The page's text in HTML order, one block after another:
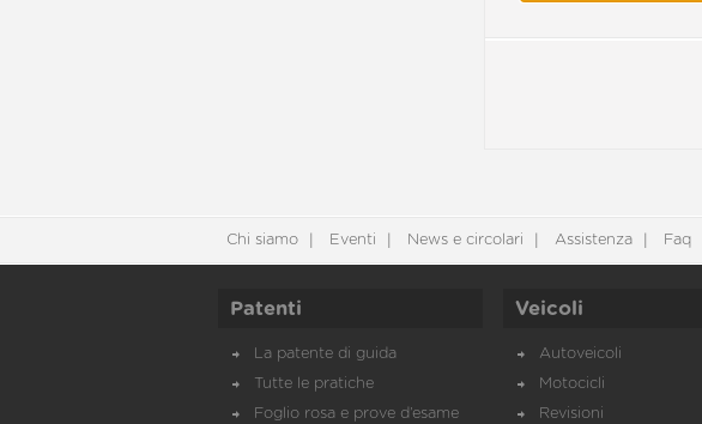
Chi siamo Eventi News e circolari Assistenza Faq
Patenti
La patente di guida
Tutte le pratiche
Foglio rosa e prove d’esame
Veicoli
Autoveicoli
Motocicli
Revisioni